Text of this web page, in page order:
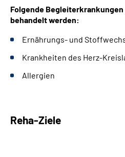
Folgende
behandelt werden:
Ernährungs- und
Krankheiten des Herz-
Allergien
Reha-Ziele